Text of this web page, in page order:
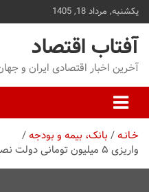
یکشنبه, مرداد 18, 1405
آفتاب اقتصاد
آخرین اخبار اقتصادی ایران و جهان
خـانـه بانک، بیمه و بودجه
واریزی ۵ میلیون تومانی دولت نصیب چه کسانی شد ؟